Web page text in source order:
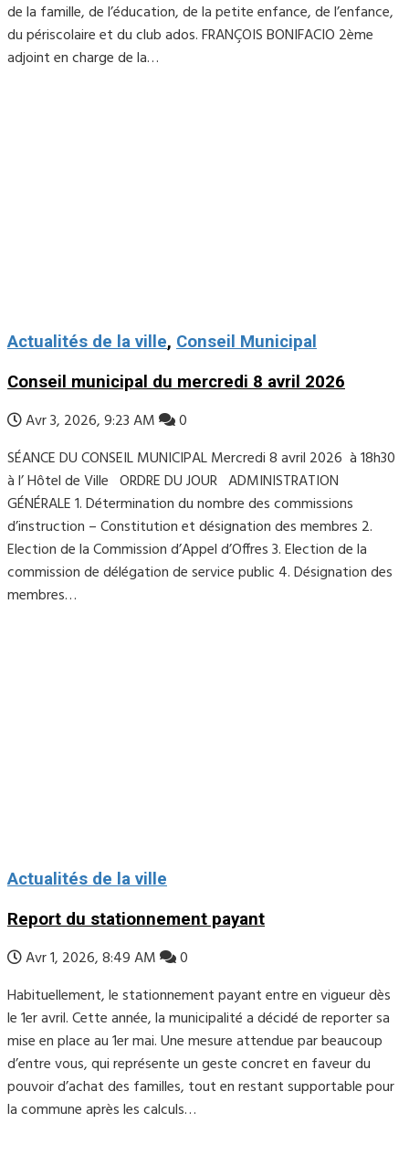
de la famille, de l’éducation, de la petite enfance, de l’enfance,
du périscolaire et du club ados. FRANÇOIS BONIFACIO 2ème
adjoint en charge de la…
Actualités de la ville, Conseil Municipal
Conseil municipal du mercredi 8 avril 2026
Avr 3, 2026, 9:23 AM
0
SÉANCE DU CONSEIL MUNICIPAL Mercredi 8 avril 2026 à 18h30
à l’ Hôtel de Ville ORDRE DU JOUR ADMINISTRATION
GÉNÉRALE 1. Détermination du nombre des commissions
d’instruction – Constitution et désignation des membres 2.
Election de la Commission d’Appel d’Offres 3. Election de la
commission de délégation de service public 4. Désignation des
membres…
Actualités de la ville
Report du stationnement payant
Avr 1, 2026, 8:49 AM
0
Habituellement, le stationnement payant entre en vigueur dès
le 1er avril. Cette année, la municipalité a décidé de reporter sa
mise en place au 1er mai. Une mesure attendue par beaucoup
d’entre vous, qui représente un geste concret en faveur du
pouvoir d’achat des familles, tout en restant supportable pour
la commune après les calculs…